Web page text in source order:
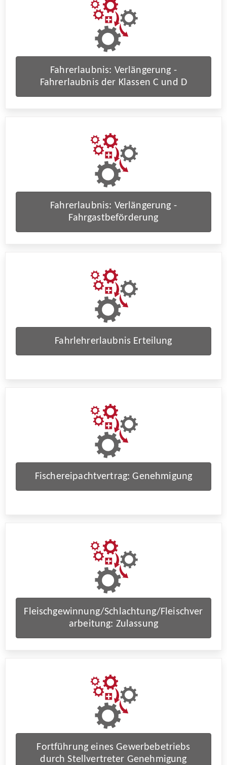
Fahrerlaubnis: Verlängerung -
Fahrerlaubnis der Klassen C und D
Fahrerlaubnis: Verlängerung -
Fahrgastbeförderung
Fahrlehrerlaubnis Erteilung
Fischereipachtvertrag: Genehmigung
Fleischgewinnung/Schlachtung/Fleischver
arbeitung: Zulassung
Fortführung eines Gewerbebetriebs
durch Stellvertreter Genehmigung